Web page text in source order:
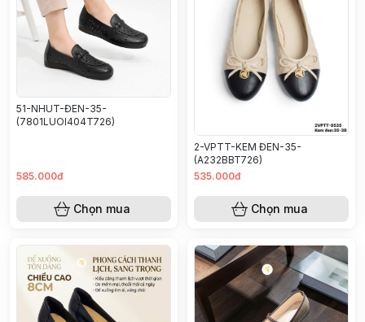
51-NHUT-ĐEN-35-
(7801LUOI404T726)
585.000đ
Chọn mua
2-VPTT-KEM ĐEN-35-
(A232BBT726)
535.000đ
Chọn mua